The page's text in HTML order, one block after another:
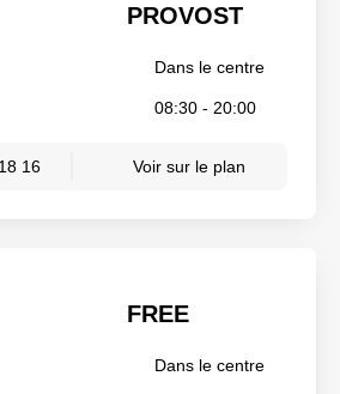
PROVOST
Dans le centre
08:30 - 20:00
16 Voir sur le plan
FREE
Dans le centre